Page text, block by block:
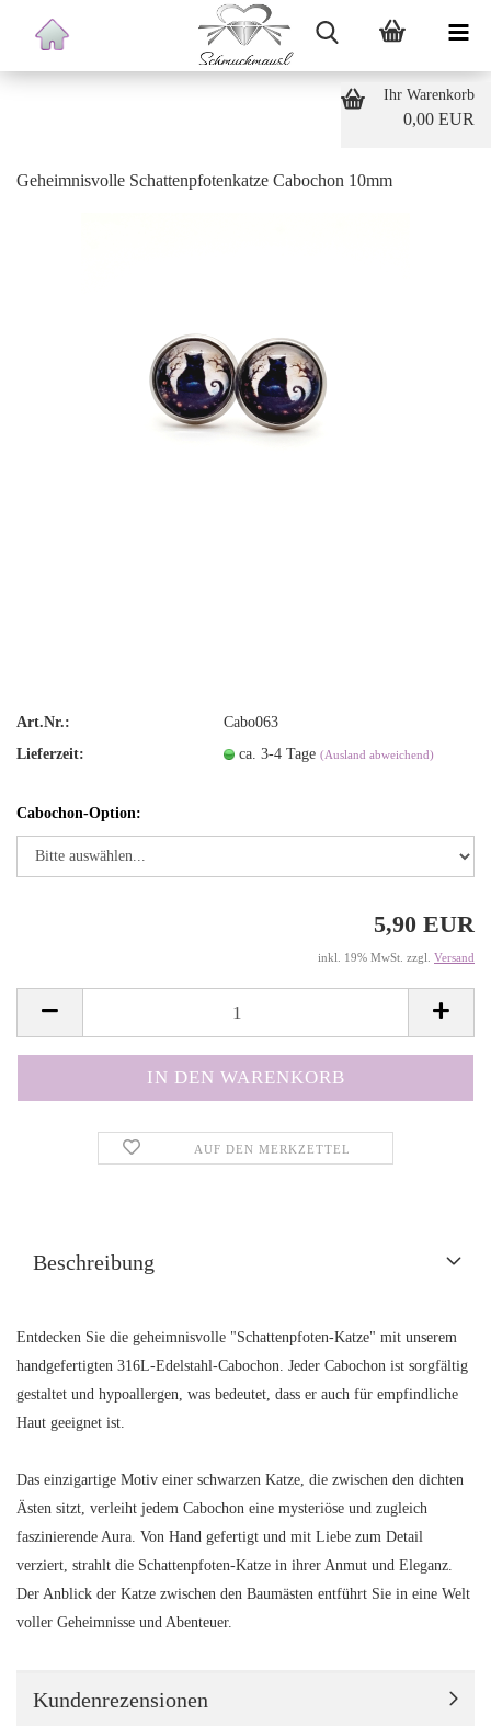
Ihr Warenkorb
0,00 EUR
Geheimnisvolle Schattenpfotenkatze Cabochon 10mm
Art.Nr.:
Cabo063
Lieferzeit:
ca. 3-4 Tage(Ausland abweichend)
Cabochon-Option:
5,90 EUR
inkl. 19% MwSt. zzgl. Versand
AUF DEN MERKZETTEL
Beschreibung
Entdecken Sie die geheimnisvolle "Schattenpfoten-Katze" mit unserem
handgefertigten 316L-Edelstahl-Cabochon. Jeder Cabochon ist sorgfältig
gestaltet und hypoallergen, was bedeutet, dass er auch für empfindliche
Haut geeignet ist.
Das einzigartige Motiv einer schwarzen Katze, die zwischen den dichten
Ästen sitzt, verleiht jedem Cabochon eine mysteriöse und zugleich
faszinierende Aura. Von Hand gefertigt und mit Liebe zum Detail
verziert, strahlt die Schattenpfoten-Katze in ihrer Anmut und Eleganz.
Der Anblick der Katze zwischen den Baumästen entführt Sie in eine Welt
voller Geheimnisse und Abenteuer.
Kundenrezensionen